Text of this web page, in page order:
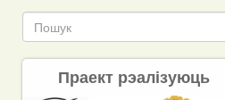
Праект рэалізуюць